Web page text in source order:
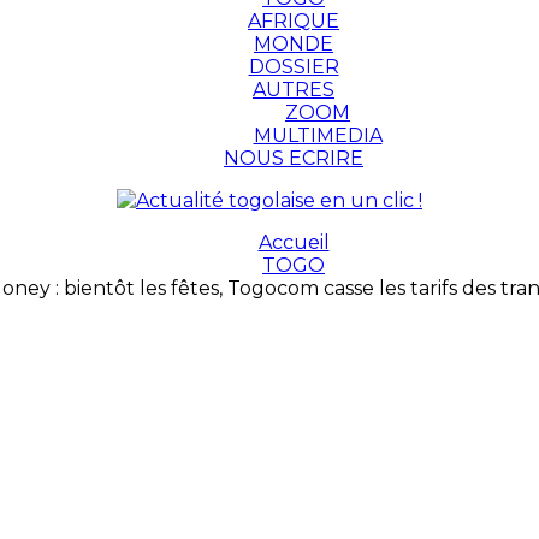
AFRIQUE
MONDE
DOSSIER
AUTRES
ZOOM
MULTIMEDIA
NOUS ECRIRE
Accueil
TOGO
: bientôt les fêtes, Togocom casse les tarifs des